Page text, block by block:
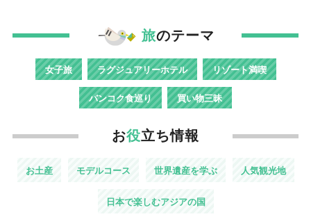
旅のテーマ
女子旅 ラグジュアリーホテル リゾート満喫
バンコク食巡り 買い物三昧
お役立ち情報
お土産 モデルコース 世界遺産を学ぶ 人気観光地
日本で楽しむアジアの国